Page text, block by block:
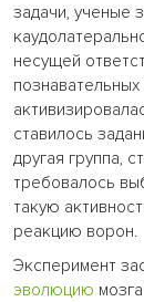
задачи, ученые
несущей
ставилось
другая группа,
требовалось
такую
реакцию ворон.
Эксперимент
эволюцию